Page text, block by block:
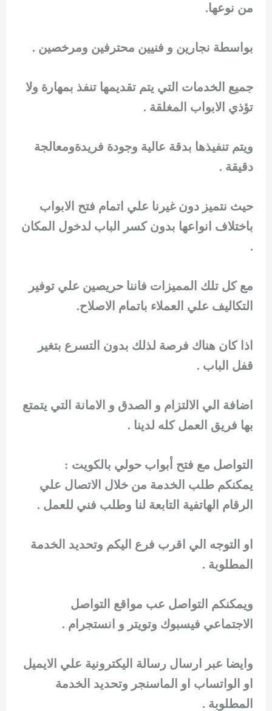
من نوعها.
بواسطة نجارين و فنيين محترفين ومرخصين .
جميع الخدمات التي يتم تقديمها تنفذ بمهارة ولا
تؤذي الابواب المغلقة .
ويتم تنفيذها بدقة عالية وجودة فريدةومعالجة
دقيقة .
حيث نتميز دون غيرنا علي اتمام فتح الابواب
باختلاف انواعها بدون كسر الباب لدخول المكان
.
مع كل تلك المميزات فاننا حريصين علي توفير
التكاليف علي العملاء باتمام الاصلاح.
اذا كان هناك فرصة لذلك بدون التسرع بتغير
قفل الباب .
اضافة الي الالتزام و الصدق و الامانة التي يتمتع
بها فريق العمل كله لدينا .
التواصل مع فتح أبواب حولي بالكويت :
يمكنكم طلب الخدمة من خلال الاتصال علي
الرقام الهاتفية التابعة لنا وطلب فني للعمل .
او التوجه الي اقرب فرع اليكم وتحديد الخدمة
المطلوبة .
ويمكنكم التواصل عب مواقع التواصل
الاجتماعي فيسبوك وتويتر و انستجرام .
وايضا عبر ارسال رسالة اليكترونية علي الايميل
او الواتساب او الماسنجر وتحديد الخدمة
المطلوبة .